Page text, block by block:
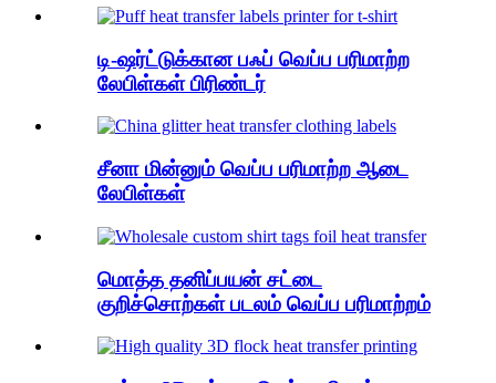
டி-ஷர்ட்டுக்கான பஃப் வெப்ப பரிமாற்ற
லேபிள்கள் பிரிண்டர்
சீனா மின்னும் வெப்ப பரிமாற்ற ஆடை
லேபிள்கள்
மொத்த தனிப்பயன் சட்டை
குறிச்சொற்கள் படலம் வெப்ப பரிமாற்றம்